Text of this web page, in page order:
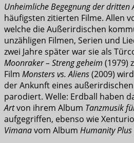
Unheimliche Begegnung der dritten
häufigsten zitierten Filme. Allen
welche die Außerirdischen
unzähligen Filmen, Serien und
zwei Jahre später war sie als
Moonraker – Streng geheim (1979)
Film Monsters vs. Aliens(2009)
der Ankunft eines
parodiert. Welle: Erdball haben
Artvon ihrem Album Tanzmusik
aufgegriffen, ebenso wie
Vimanavom Album Humanity Plus